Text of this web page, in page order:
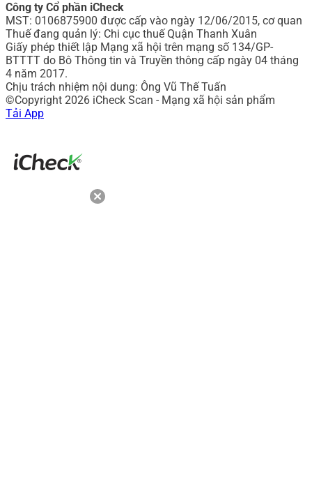
Công ty Cổ phần iCheck
MST: 0106875900 được cấp vào ngày 12/06/2015, cơ quan
Thuế đang quản lý: Chi cục thuế Quận Thanh Xuân
Giấy phép thiết lập Mạng xã hội trên mạng số 134/GP-
BTTTT do Bô Thông tin và Truyền thông cấp ngày 04 tháng
4 năm 2017.
Chịu trách nhiệm nội dung: Ông Vũ Thế Tuấn
©Copyright 2026 iCheck Scan - Mạng xã hội sản phẩm
Tải App